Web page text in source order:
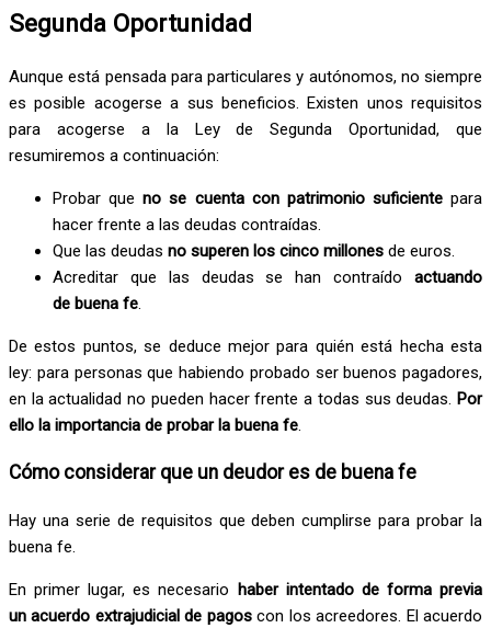
Segunda Oportunidad
Aunque está pensada para particulares y autónomos, no siempre
es posible acogerse a sus beneficios. Existen unos requisitos
para acogerse a la Ley de Segunda Oportunidad, que
resumiremos a continuación:
Probar queno se cuenta con patrimonio suficientepara
hacer frente a las deudas contraídas.
Que las deudas no superen los cinco millones de euros.
Acreditar que las deudas se han contraído actuando
de buena fe.
De estos puntos, se deduce mejor para quién está hecha esta
ley: para personas que habiendo probado ser buenos pagadores,
en la actualidad no pueden hacer frente a todas sus deudas. Por
ello la importancia de probar la buena fe.
Cómo considerar que un deudor es de buena fe
Hay una serie de requisitos que deben cumplirse para probar la
buena fe.
En primer lugar, es necesario haber intentado de forma previa
un acuerdo extrajudicial de pagoscon los acreedores. El acuerdo